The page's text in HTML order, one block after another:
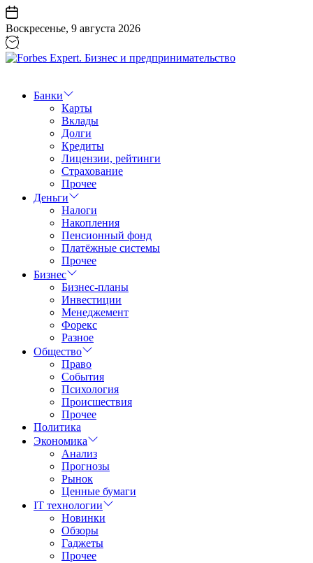
Перейти
к
содержанию
Воскресенье, 9 августа 2026
Бизнес
предпринимательство
Банки
Карты
Вклады
Долги
Кредиты
Лицензии, рейтинги
Страхование
Прочее
Деньги
Налоги
Накопления
Пенсионный фонд
Платёжные системы
Прочее
Бизнес
Бизнес-планы
Инвестиции
Менеджемент
Форекс
Разное
Общество
Право
События
Психология
Происшествия
Прочее
Политика
Экономика
Анализ
Прогнозы
Рынок
Ценные бумаги
IT технологии
Новинки
Обзоры
Гаджеты
Прочее